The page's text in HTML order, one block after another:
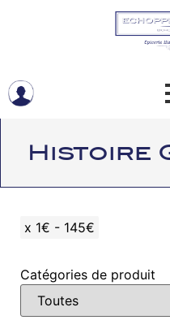
Histoire
x 1€ - 145€
Catégories de produit